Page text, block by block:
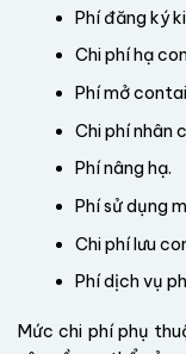
Phí đăng ký
Chi phí hạ
Phí mở
Chi phí nhân
Phí nâng hạ.
Phí sử dụng
Chi phí lưu
Phí dịch vụ
Mức chi phí phụ